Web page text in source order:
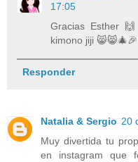
17:05
Gracias Esther
kimono jiji
Responder
Natalia & Sergio 20
Muy divertida tu
en instagram que